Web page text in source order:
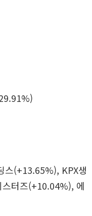
스(+13.65%), KPX생
터즈(+10.04%), 에